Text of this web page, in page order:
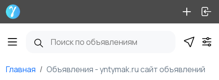
Главная Объявления - yntymak.ru сайт объявлений